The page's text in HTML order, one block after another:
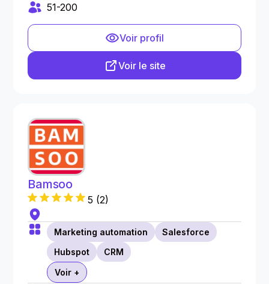
51-200
Voir profil
Voir le site
Bamsoo
5 (2)
Marketing automation
Salesforce
Hubspot
CRM
Voir +